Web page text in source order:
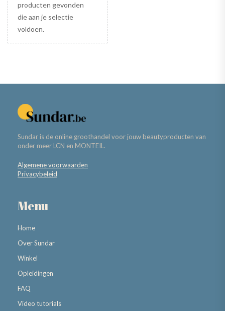
producten gevonden
die aan je selectie
voldoen.
Sundar is de online groothandel voor jouw beautyproducten van
onder meer LCN en MONTEIL.
Algemene voorwaarden
Privacybeleid
Menu
Home
Over Sundar
Winkel
Opleidingen
FAQ
Video tutorials